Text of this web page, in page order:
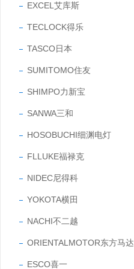
EXCEL艾库斯
TECLOCK得乐
TASCO日本
SUMITOMO住友
SHIMPO力新宝
SANWA三和
HOSOBUCHI细渊电灯
FLLUKE福禄克
NIDEC尼得科
YOKOTA横田
NACHI不二越
ORIENTALMOTOR东方马达
ESCO喜一